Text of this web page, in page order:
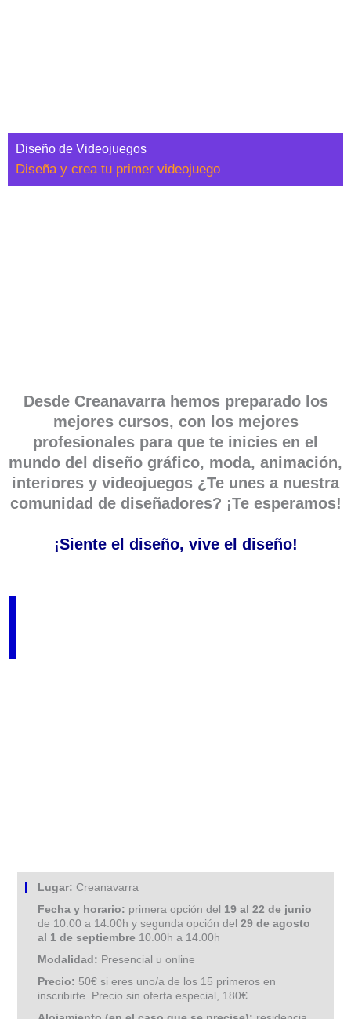
Diseño de Videojuegos
Diseña y crea tu primer videojuego
Desde Creanavarra hemos preparado los
mejores cursos, con los mejores
profesionales para que te inicies en el
mundo del diseño gráfico, moda, animación,
interiores y videojuegos ¿Te unes a nuestra
comunidad de diseñadores? ¡Te esperamos!
¡Siente el diseño, vive el diseño!
Lugar:Creanavarra
Fecha y horario: primera opción del 19 al 22 de junio
de 10.00 a 14.00h y segunda opción del29 de agosto
al 1 de septiembre 10.00h a 14.00h
Modalidad: Presencial u online
Precio: 50€ si eres uno/a de los 15 primeros en
inscribirte. Precio sin oferta especial, 180€.